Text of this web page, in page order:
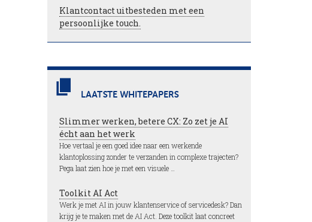
Klantcontact uitbesteden met een
persoonlijke touch.
LAATSTE WHITEPAPERS
Slimmer werken, betere CX: Zo zet je AI
écht aan het werk
Hoe vertaal je een goed idee naar een werkende
klantoplossing zonder te verzanden in complexe trajecten?
Pega laat zien hoe je met een visuele …
Toolkit AI Act
Werk je met AI in jouw klantenservice of servicedesk? Dan
krijg je te maken met de AI Act. Deze toolkit laat concreet